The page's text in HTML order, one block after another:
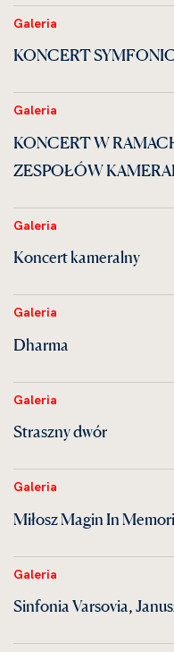
Galeria
KONCERT
Galeria
KONCERT W
ZESPOŁÓW
Galeria
Koncert kameralny
Galeria
Dharma
Galeria
Straszny dwór
Galeria
Miłosz Magin In
Galeria
Sinfonia Varsovia,